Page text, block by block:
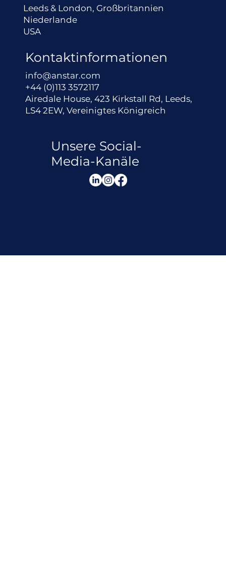
Leeds & London, Großbritannien
Niederlande
USA
Kontaktinformationen
info@anstar.com
+44 (0)113 3572117
Airedale House, 423 Kirkstall Rd, Leeds,
LS4 2EW, Vereinigtes Königreich
Unsere Social-
Media-Kanäle